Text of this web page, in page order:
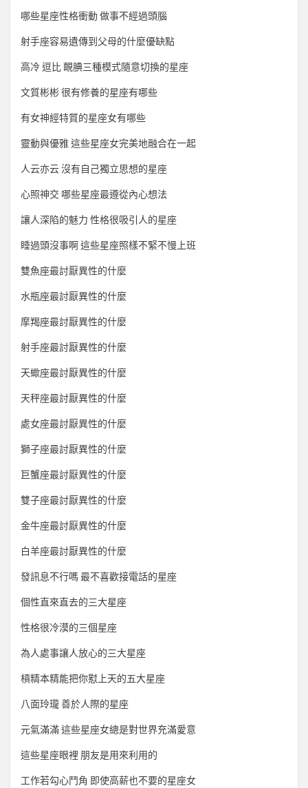
哪些星座性格衝動 做事不經過頭腦
射手座容易遺傳到父母的什麼優缺點
高冷 逗比 靦腆三種模式隨意切換的星座
文質彬彬 很有修養的星座有哪些
有女神經特質的星座女有哪些
靈動與優雅 這些星座女完美地融合在一起
人云亦云 沒有自己獨立思想的星座
心照神交 哪些星座最遵從內心想法
讓人深陷的魅力 性格很吸引人的星座
睡過頭沒事啊 這些星座照樣不緊不慢上班
雙魚座最討厭異性的什麼
水瓶座最討厭異性的什麼
摩羯座最討厭異性的什麼
射手座最討厭異性的什麼
天蠍座最討厭異性的什麼
天秤座最討厭異性的什麼
處女座最討厭異性的什麼
獅子座最討厭異性的什麼
巨蟹座最討厭異性的什麼
雙子座最討厭異性的什麼
金牛座最討厭異性的什麼
白羊座最討厭異性的什麼
發訊息不行嗎 最不喜歡接電話的星座
個性直來直去的三大星座
性格很冷漠的三個星座
為人處事讓人放心的三大星座
槓精本精能把你懟上天的五大星座
八面玲瓏 善於人際的星座
元氣滿滿 這些星座女總是對世界充滿愛意
這些星座眼裡 朋友是用來利用的
工作若勾心鬥角 即使高薪也不要的星座女